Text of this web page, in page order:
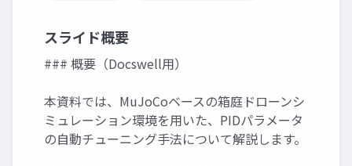
スライド概要
### 概要（Docswell用）
本資料では、MuJoCoベースの箱庭ドローンシ
ミュレーション環境を用いた、PIDパラメータ
の自動チューニング手法について解説します。